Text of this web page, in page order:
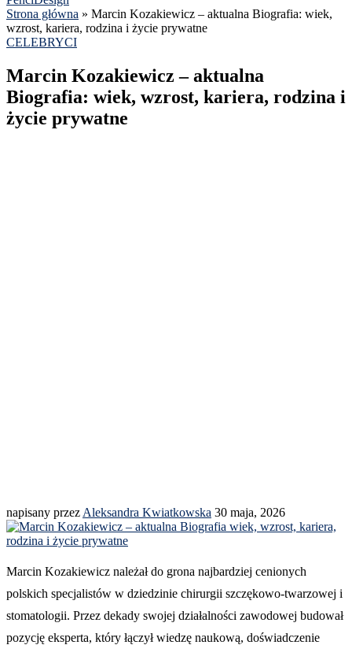
Strona główna » Marcin Kozakiewicz – aktualna Biografia: wiek,
wzrost, kariera, rodzina i życie prywatne
CELEBRYCI
Marcin Kozakiewicz – aktualna
Biografia: wiek, wzrost, kariera, rodzina i
życie prywatne
napisany przez Aleksandra Kwiatkowska 30 maja, 2026
Marcin Kozakiewicz należał do grona najbardziej cenionych
polskich specjalistów w dziedzinie chirurgii szczękowo-twarzowej i
stomatologii. Przez dekady swojej działalności zawodowej budował
pozycję eksperta, który łączył wiedzę naukową, doświadczenie